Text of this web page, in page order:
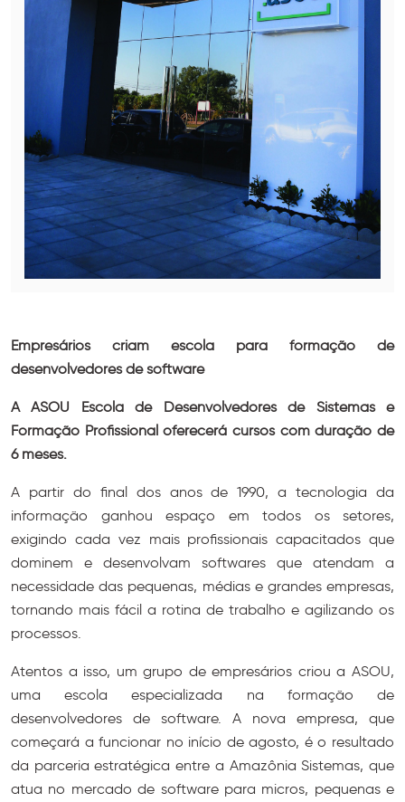
Empresários criam escola para formação de
desenvolvedores de software
A ASOU Escola de Desenvolvedores de Sistemas e
Formação Profissional oferecerá cursos com duração de
6 meses.
A partir do final dos anos de 1990, a tecnologia da
informação ganhou espaço em todos os setores,
exigindo cada vez mais profissionais capacitados que
dominem e desenvolvam softwares que atendam a
necessidade das pequenas, médias e grandes empresas,
tornando mais fácil a rotina de trabalho e agilizando os
processos.
Atentos a isso, um grupo de empresários criou a ASOU,
uma escola especializada na formação de
desenvolvedores de software. A nova empresa, que
começará a funcionar no início de agosto, é o resultado
da parceria estratégica entre a Amazônia Sistemas, que
atua no mercado de software para micros, pequenas e